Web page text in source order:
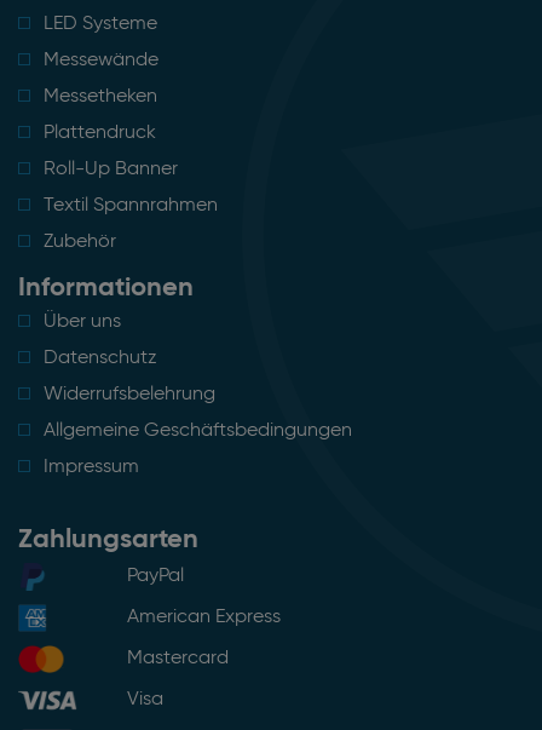
LED Systeme
Messewände
Messetheken
Plattendruck
Roll-Up Banner
Textil Spannrahmen
Zubehör
Informationen
Über uns
Datenschutz
Widerrufsbelehrung
Allgemeine Geschäftsbedingungen
Impressum
Zahlungsarten
PayPal
American Express
Mastercard
Visa